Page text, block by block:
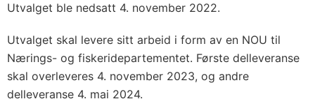
Utvalget ble nedsatt 4. november 2022.
Utvalget skal levere sitt arbeid i form av en NOU til
Nærings- og fiskeridepartementet. Første delleveranse
skal overleveres 4. november 2023, og andre
delleveranse 4. mai 2024.